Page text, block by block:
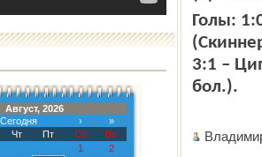
Август, 2026
Сегодня ›
»
Чт Пт Сб
Вс
1
2
Голы:
3:1 –
бол.).